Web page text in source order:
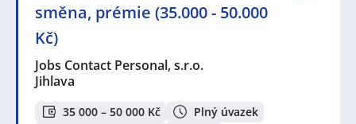
směna, prémie (35.000 - 50.000
Kč)
Jobs Contact Personal, s.r.o.
Jihlava
35 000 – 50 000 Kč
Plný úvazek